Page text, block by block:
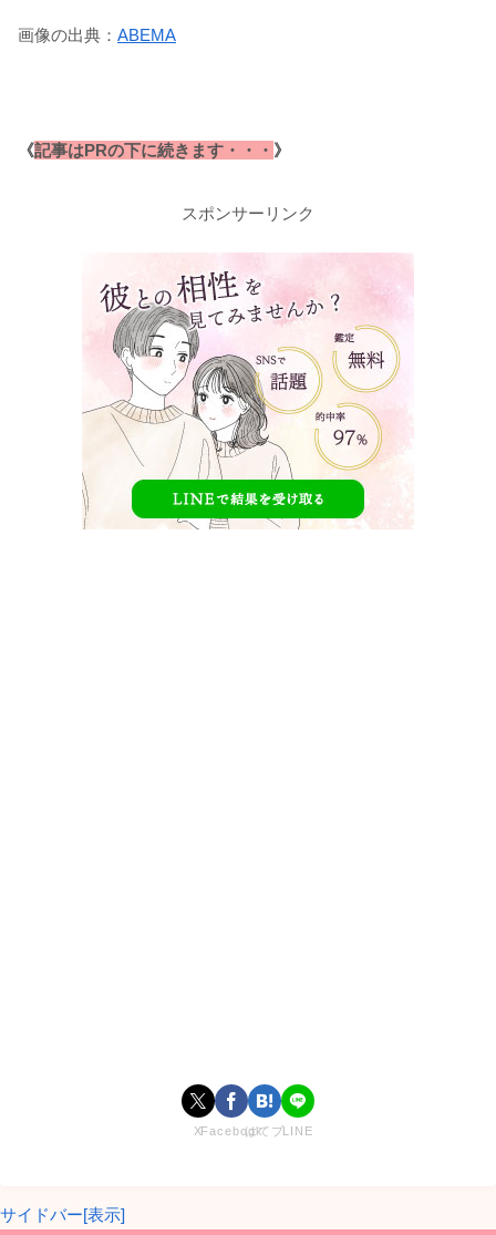
画像の出典： ABEMA
《記事はPRの下に続きます・・・ 》
スポンサーリンク
XFacebookはてブLINE
サイドバー[表示]